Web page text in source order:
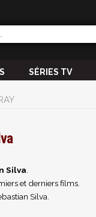
SÉRIES TV
Silva
et derniers films.
Silva.